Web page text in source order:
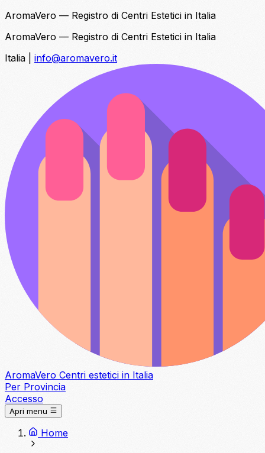
AromaVero — Registro di Centri Estetici in Italia
AromaVero — Registro di Centri Estetici in Italia
Italia
info@aromavero.it
AromaVero Centri estetici in Italia
Per Provincia
Accesso
Apri menu
Home